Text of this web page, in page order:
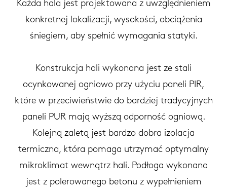
Każda hala jest projektowana z uwzględnieniem
konkretnej lokalizacji, wysokości, obciążenia
śniegiem, aby spełnić wymagania statyki.
Konstrukcja hali wykonana jest ze stali
ocynkowanej ogniowo przy użyciu paneli PIR,
które w przeciwieństwie do bardziej tradycyjnych
paneli PUR mają wyższą odporność ogniową.
Kolejną zaletą jest bardzo dobra izolacja
termiczna, która pomaga utrzymać optymalny
mikroklimat wewnątrz hali. Podłoga wykonana
jest z polerowanego betonu z wypełnieniem